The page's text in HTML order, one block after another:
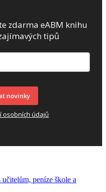
zdarma eABM knihu
tipů
novinky
osobních údajů
peníze škole a